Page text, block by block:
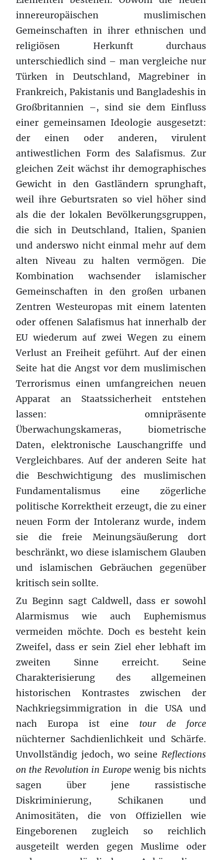
innereuropäischen muslimischen
Gemeinschaften in ihrer ethnischen und
religiösen Herkunft durchaus
unterschiedlich sind – man vergleiche nur
Türken in Deutschland, Magrebiner in
Frankreich, Pakistanis und Bangladeshis in
Großbritannien –, sind sie dem Einfluss
einer gemeinsamen Ideologie ausgesetzt:
der einen oder anderen, virulent
antiwestlichen Form des Salafismus. Zur
gleichen Zeit wächst ihr demographisches
Gewicht in den Gastländern sprunghaft,
weil ihre Geburtsraten so viel höher sind
als die der lokalen Bevölkerungsgruppen,
die sich in Deutschland, Italien, Spanien
und anderswo nicht einmal mehr auf dem
alten Niveau zu halten vermögen. Die
Kombination wachsender islamischer
Gemeinschaften in den großen urbanen
Zentren Westeuropas mit einem latenten
oder offenen Salafismus hat innerhalb der
EU wiederum auf zwei Wegen zu einem
Verlust an Freiheit geführt. Auf der einen
Seite hat die Angst vor dem muslimischen
Terrorismus einen umfangreichen neuen
Apparat an Staatssicherheit entstehen
lassen: omnipräsente
Überwachungskameras, biometrische
Daten, elektronische Lauschangriffe und
Vergleichbares. Auf der anderen Seite hat
die Beschwichtigung des muslimischen
Fundamentalismus eine zögerliche
politische Korrektheit erzeugt, die zu einer
neuen Form der Intoleranz wurde, indem
sie die freie Meinungsäußerung dort
beschränkt, wo diese islamischem Glauben
und islamischen Gebräuchen gegenüber
kritisch sein sollte.
Zu Beginn sagt Caldwell, dass er sowohl
Alarmismus wie auch Euphemismus
vermeiden möchte. Doch es besteht kein
Zweifel, dass er sein Ziel eher lebhaft im
zweiten Sinne erreicht. Seine
Charakterisierung des allgemeinen
historischen Kontrastes zwischen der
Nachkriegsimmigration in die USA und
nach Europa ist eine tour de force
nüchterner Sachdienlichkeit und Schärfe.
Unvollständig jedoch, wo seine Reflections
on the Revolution in Europewenig bis nichts
sagen über jene rassistische
Diskriminierung, Schikanen und
Animositäten, die von Offiziellen wie
Eingeborenen zugleich so reichlich
ausgeteilt werden gegen Muslime oder